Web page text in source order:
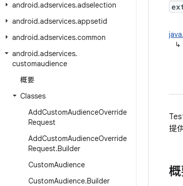
android.adservices.adselection
android.adservices.appsetid
android.adservices.common
android.adservices.
customaudience
概要
Classes
AddCustomAudienceOverride
Request
AddCustomAudienceOverride
Request.Builder
CustomAudience
CustomAudience.Builder
↳
提